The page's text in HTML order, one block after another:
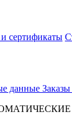
сертификаты
данные Заказы